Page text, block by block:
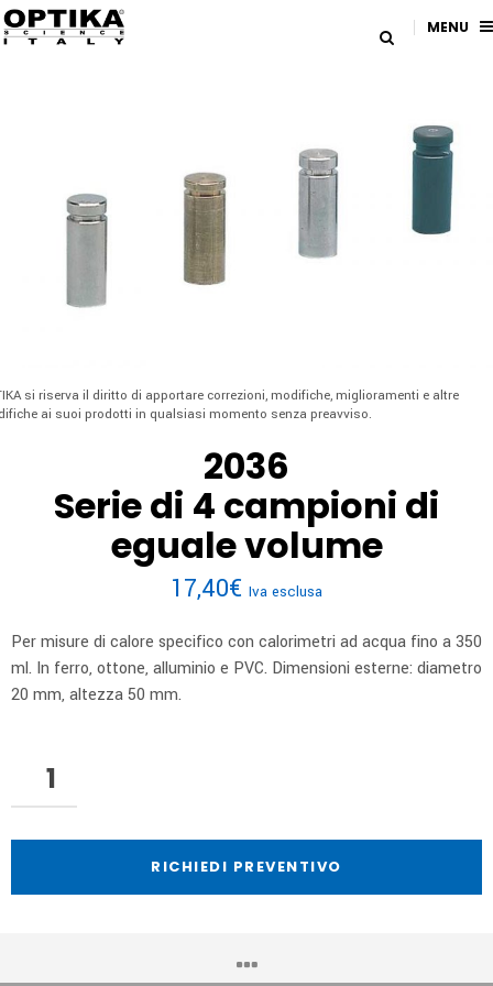
MENU
si riserva il diritto di apportare correzioni, modifiche, miglioramenti e altre
ai suoi prodotti in qualsiasi momento senza preavviso.
2036
Serie di 4 campioni di
eguale volume
17,40€ Iva esclusa
Per misure di calore specifico con calorimetri ad acqua fino a 350
ml. In ferro, ottone, alluminio e PVC. Dimensioni esterne: diametro
20 mm, altezza 50 mm.
RICHIEDI PREVENTIVO